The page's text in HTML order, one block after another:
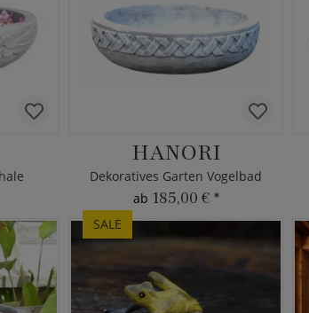
HANORI
Dekoratives Garten Vogelbad
ab 185,00 € *
SALE